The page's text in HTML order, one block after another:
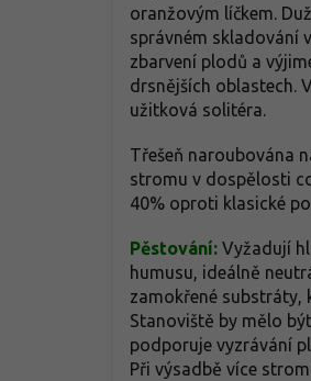
oranžovým líčkem.
správném skladování
zbarvení plodů a
drsnějších oblastech.
užitková solitéra.
Třešeň naroubována
stromu v dospělosti
40% oproti klasické
Pěstování: Vyžadují
humusu, ideálně
zamokřené substráty,
Stanoviště by mělo
podporuje vyzrávání
Při výsadbě více